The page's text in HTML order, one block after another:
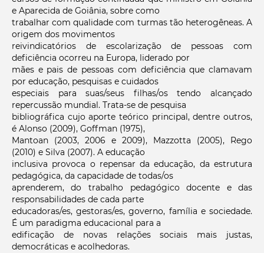
e Aparecida de Goiânia, sobre como
trabalhar com qualidade com turmas tão heterogêneas. A
origem dos movimentos
reivindicatórios de escolarização de pessoas com
deficiência ocorreu na Europa, liderado por
mães e pais de pessoas com deficiência que clamavam
por educação, pesquisas e cuidados
especiais para suas/seus filhas/os tendo alcançado
repercussão mundial. Trata-se de pesquisa
bibliográfica cujo aporte teórico principal, dentre outros,
é Alonso (2009), Goffman (1975),
Mantoan (2003, 2006 e 2009), Mazzotta (2005), Rego
(2010) e Silva (2007). A educação
inclusiva provoca o repensar da educação, da estrutura
pedagógica, da capacidade de todas/os
aprenderem, do trabalho pedagógico docente e das
responsabilidades de cada parte
educadoras/es, gestoras/es, governo, família e sociedade.
É um paradigma educacional para a
edificação de novas relações sociais mais justas,
democráticas e acolhedoras.